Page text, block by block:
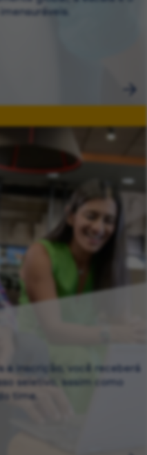
a inscrição, você receberá
seletivo, assim como
time.